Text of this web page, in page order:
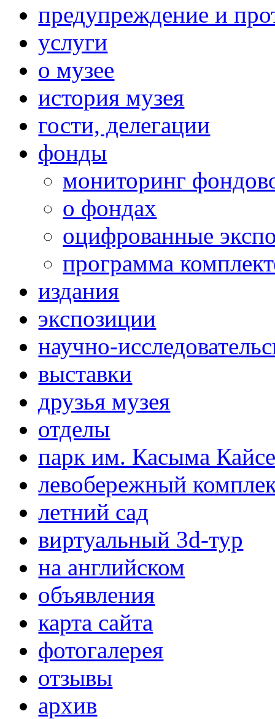
предупреждение и
услуги
о музее
история музея
гости, делегации
фонды
мониторинг
о фондах
оцифрованные
программа
издания
экспозиции
научно-
выставки
друзья музея
отделы
парк им. Касыма
левобережный
летний сад
виртуальный 3d-тур
на английском
объявления
карта сайта
фотогалерея
отзывы
архив